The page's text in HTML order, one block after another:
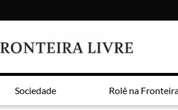
Sociedade Rolê na